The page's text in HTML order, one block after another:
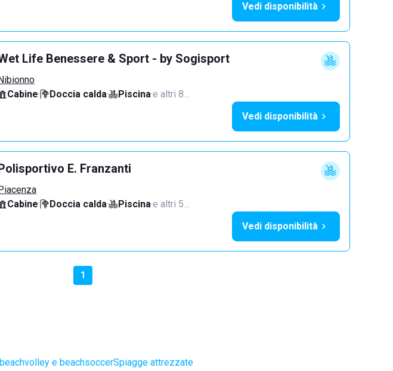
Vedi disponibilità
Life Benessere & Sport - by Sogisport
Cabine· Doccia calda· Piscina·e altri 8…
Vedi disponibilità
E. Franzanti
Cabine· Doccia calda· Piscina·e altri 5…
Vedi disponibilità
1
e beachsoccerSpiagge attrezzate